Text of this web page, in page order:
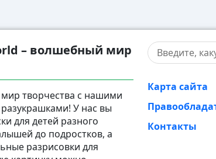
– волшебный мир
творчества с нашими
У нас вы
для детей разного
до подростков, а
разрисовки для
Карта сайта
Контакты